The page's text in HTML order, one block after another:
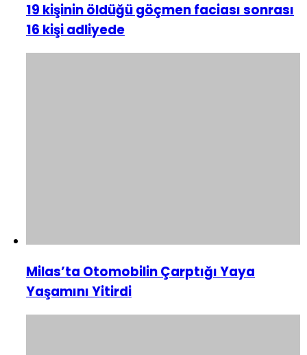
19 kişinin öldüğü göçmen faciası sonrası
16 kişi adliyede
Milas’ta Otomobilin Çarptığı Yaya
Yaşamını Yitirdi